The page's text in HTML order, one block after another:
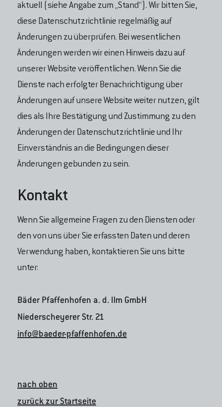
aktuell (siehe Angabe zum „Stand“). Wir bitten Sie,
diese Datenschutzrichtlinie regelmäßig auf
Änderungen zu überprüfen. Bei wesentlichen
Änderungen werden wir einen Hinweis dazu auf
unserer Website veröffentlichen. Wenn Sie die
Dienste nach erfolgter Benachrichtigung über
Änderungen auf unsere Website weiter nutzen, gilt
dies als Ihre Bestätigung und Zustimmung zu den
Änderungen der Datenschutzrichtlinie und Ihr
Einverständnis an die Bedingungen dieser
Änderungen gebunden zu sein.
Kontakt
Wenn Sie allgemeine Fragen zu den Diensten oder
den von uns über Sie erfassten Daten und deren
Verwendung haben, kontaktieren Sie uns bitte
unter:
Bäder Pfaffenhofen a. d. Ilm GmbH
Niederscheyerer Str. 21
info@baeder-pfaffenhofen.de
nach oben
zurück zur Startseite